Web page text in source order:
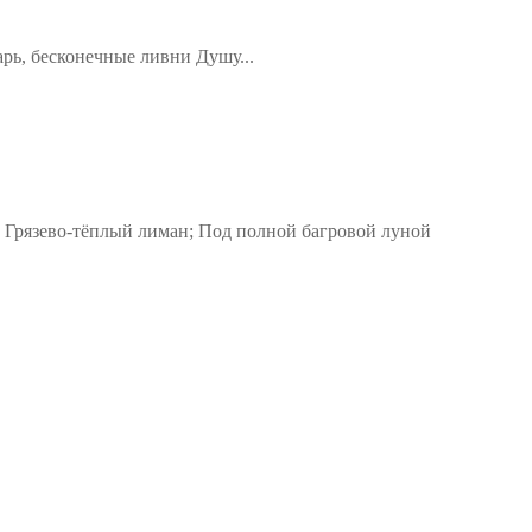
бесконечные ливни Душу...
тёплый лиман; Под полной багровой луной